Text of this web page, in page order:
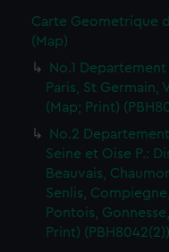
Carte Geometrique
(Map)
No.1
Paris, St Germain,
(Map; Print)
No.2
Seine et Oise P.:
Beauvais,
Senlis,
Pontois,
Print) (PBH8042(2))